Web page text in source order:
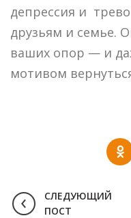
депрессия и
друзьям и семье.
ваших опор — и
мотивом
СЛЕДУЮЩИЙ
ПОСТ